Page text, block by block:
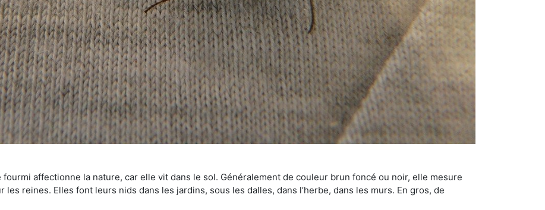
affectionne la nature, car elle vit dans le sol. Généralement de couleur brun foncé ou noir, elle mesure
reines. Elles font leurs nids dans les jardins, sous les dalles, dans l’herbe, dans les murs. En gros, de